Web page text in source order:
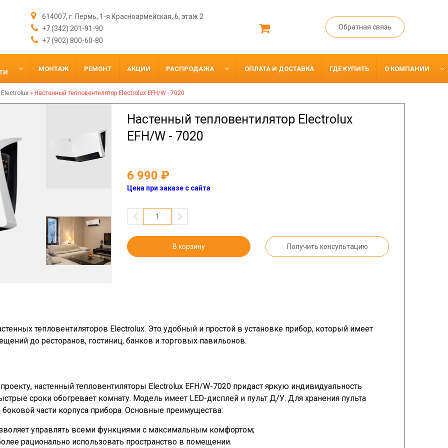
614007, г. Пермь, 1-я Красноармейская, 6, этаж 2
+7 (342) 201-91-90
+7 (902) 800-60-80
Обратная связь
МОНТАЖ РЕМОНТ АКЦИИ РАСПРОДАЖА ОПЛАТА И ДОСТАВКА ГДЕ КУПИТЬ О КОМПАНИИ
Electrolux » Настенный тепловентилятор Electrolux EFH/W - 7020
Настенный тепловентилятор Electrolux
EFH/W - 7020
6 990
Цена при заказе с сайта
В корзину Получить консультацию
тепловентиляторов Electrolux. Это удобный и простой в установке прибор, который имеет
до ресторанов, гостиниц, банков и торговых павильонов.
настенный тепловентиляторы Electrolux EFH/W-7020 придаст яркую индивидуальность
сроки обогревает комнату. Модель имеет LED-дисплей и пульт Д/У. Для хранения пульта
части корпуса прибора. Основные преимущества:
управлять всеми функциями с максимальным комфортом;
рационально использовать пространство в помещении.